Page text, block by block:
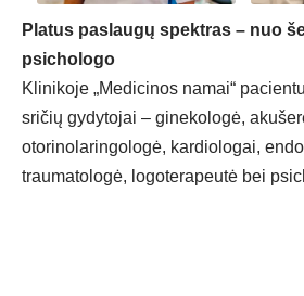
Platus paslaugų spektras – nuo
psichologo
Klinikoje „Medicinos namai“
sričių gydytojai – ginekologė,
otorinolaringologė, kardiologai,
traumatologė, logoterapeutė bei